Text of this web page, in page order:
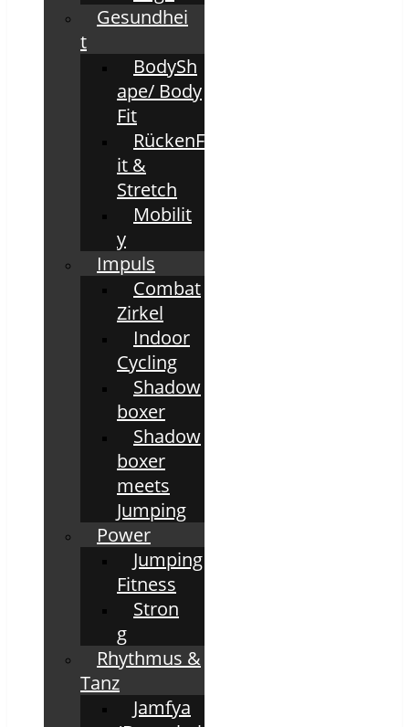
Gesundhei
t
BodySh
ape/ Body
Fit
RückenF
it &
Stretch
Mobilit
y
Impuls
Combat
Zirkel
Indoor
Cycling
Shadow
boxer
Shadow
boxer
meets
Jumping
Power
Jumping
Fitness
Stron
g
Rhythmus &
Tanz
Jamfya